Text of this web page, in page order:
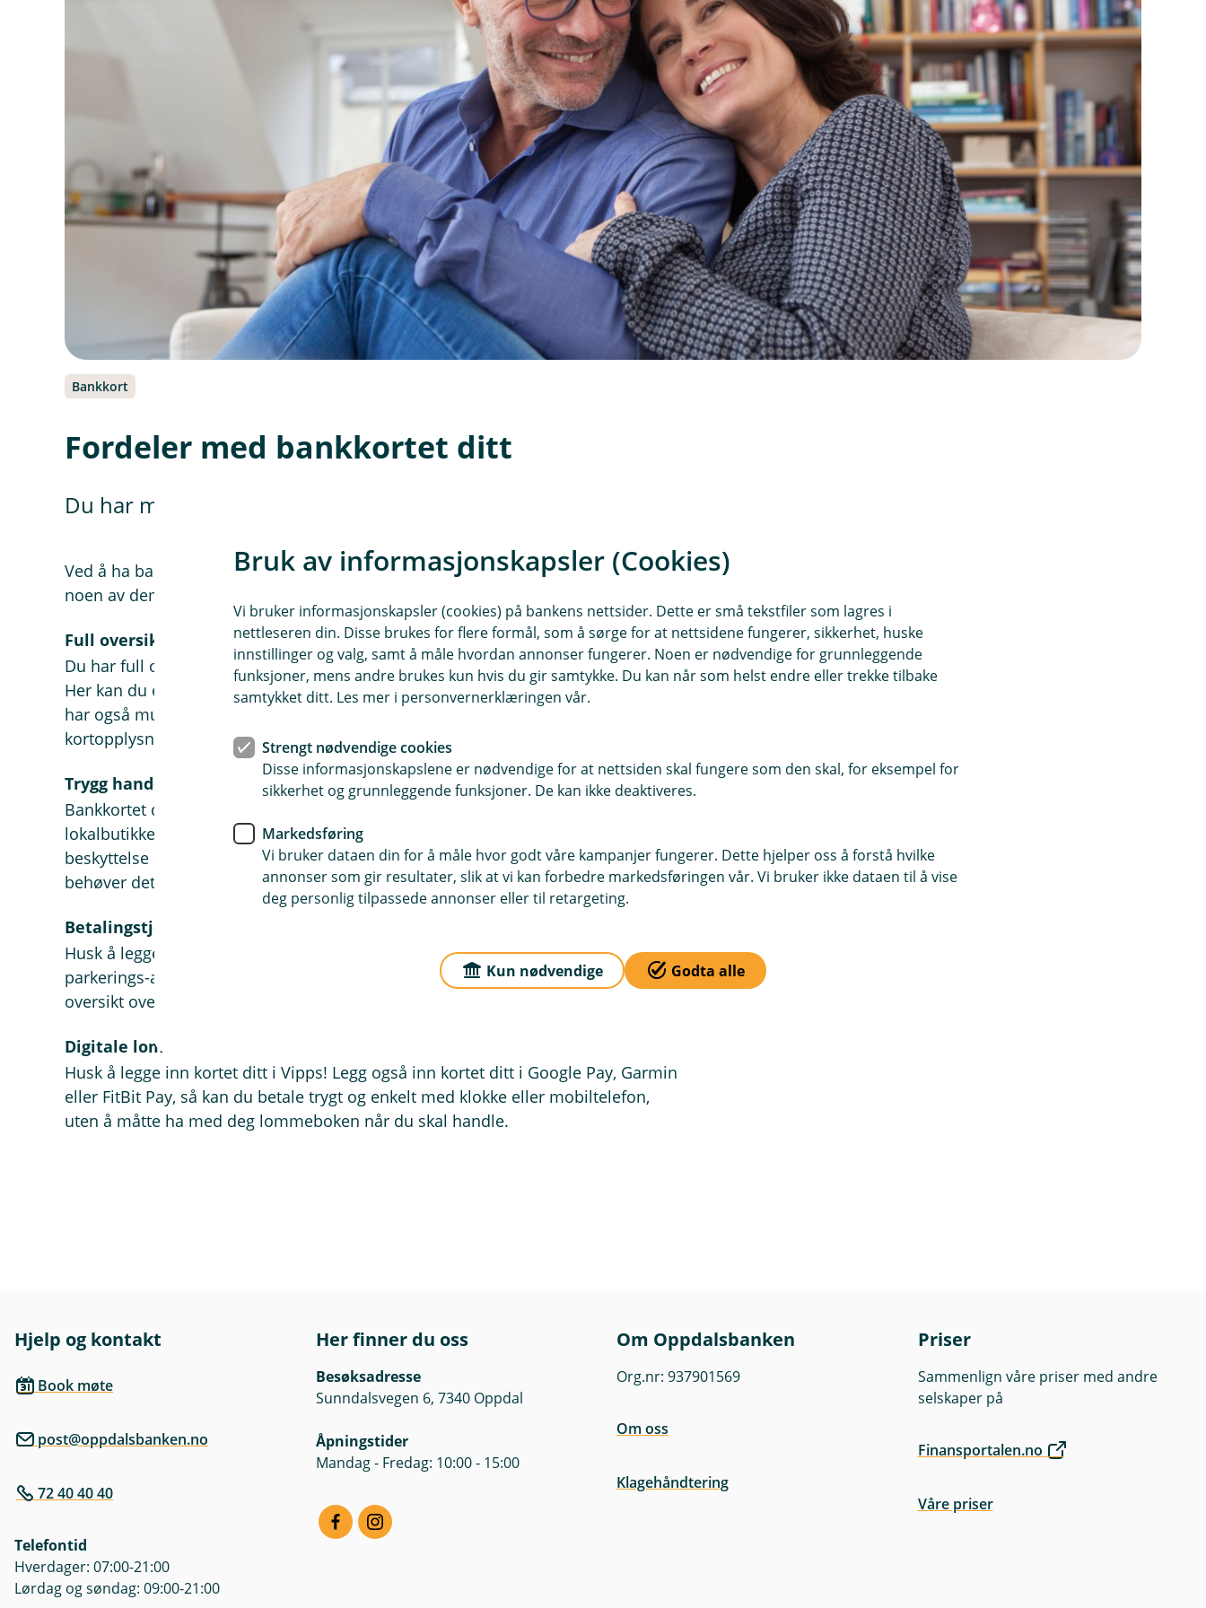
Bankkort
Fordeler med bankkortet ditt
Du har mange fordeler med bankkort hos oss - her har vi samlet de viktigste
Ved å ha bankkort hos oss i banken, får du også noen fordeler. Her har vi samlet
noen av dem.
Full oversikt
Du har full oversikt over det som går inn og ut på konto i mobil- eller i nettbank.
Her kan du enkelt sperre kortet eller se PIN-koden din hvis du har glemt den. Du
har også mulighet til å se bankkortet ditt digitalt - praktisk når du trenger
kortopplysningene dine til å handle på nett eller i apper.
Trygg handel i inn- og utland
Bankkortet ditt kan brukes overalt - om du vil handle på nett, tæppe i
lokalbutikken eller bruke det i fysiske butikker i utlandet. Du har også god
beskyttelse mot bedrageri eller uautorisert kortbruk. Vi hjelper deg når du
behøver det, og du kan nå oss 365 dager i året på vår døgnåpne sperretjeneste.
Betalingstjenester
Husk å legge inn kortet ditt i betalingstjenester du bruker ofte, som Vipps, Netflix,
parkerings-apper etc. Da er du sikret en enkel betaling, samt at du får god
oversikt over utførte betalinger i nett- og mobilbanken - alt på ett sted!
Digitale lommebøker
Husk å legge inn kortet ditt i Vipps! Legg også inn kortet ditt i Google Pay, Garmin
eller FitBit Pay, så kan du betale trygt og enkelt med klokke eller mobiltelefon,
uten å måtte ha med deg lommeboken når du skal handle.
Hjelp og kontakt
Book møte
post@oppdalsbanken.no
72 40 40 40
Telefontid
Hverdager: 07:00-21:00
Lørdag og søndag: 09:00-21:00
Her finner du oss
Besøksadresse
Sunndalsvegen 6, 7340 Oppdal
Åpningstider
Mandag - Fredag: 10:00 - 15:00
Om Oppdalsbanken
Org.nr: 937901569
Om oss
Klagehåndtering
Priser
Sammenlign våre priser med andre
selskaper på
Finansportalen.no
Våre priser
Bruk av informasjonskapsler (Cookies)
Vi bruker informasjonskapsler (cookies) på bankens nettsider. Dette er små tekstfiler som lagres i
nettleseren din. Disse brukes for flere formål, som å sørge for at nettsidene fungerer, sikkerhet, huske
innstillinger og valg, samt å måle hvordan annonser fungerer. Noen er nødvendige for grunnleggende
funksjoner, mens andre brukes kun hvis du gir samtykke. Du kan når som helst endre eller trekke tilbake
samtykket ditt. Les mer i personvernerklæringen vår.
Strengt nødvendige cookies
Disse informasjonskapslene er nødvendige for at nettsiden skal fungere som den skal, for eksempel for
sikkerhet og grunnleggende funksjoner. De kan ikke deaktiveres.
Markedsføring
Vi bruker dataen din for å måle hvor godt våre kampanjer fungerer. Dette hjelper oss å forstå hvilke
annonser som gir resultater, slik at vi kan forbedre markedsføringen vår. Vi bruker ikke dataen til å vise
deg personlig tilpassede annonser eller til retargeting.
Kun nødvendige Godta alle